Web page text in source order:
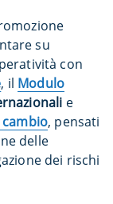
su
con
, il Modulo
e
, pensati
delle
dei rischi